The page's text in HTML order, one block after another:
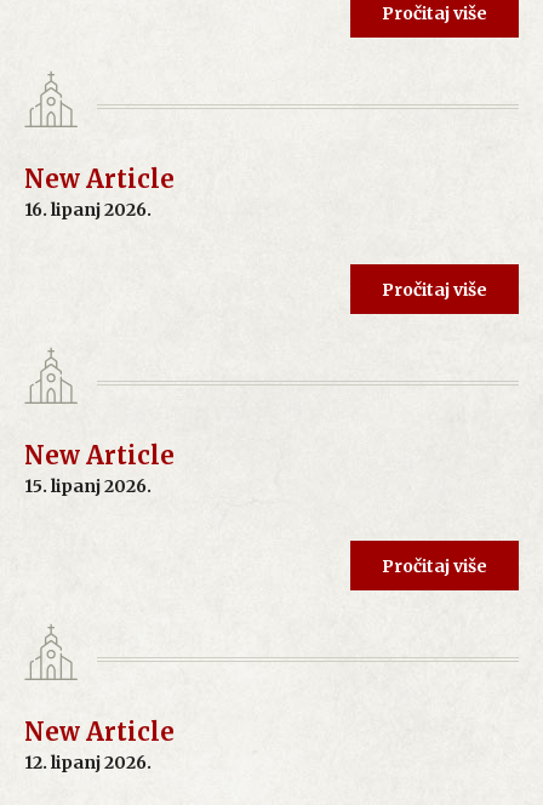
Pročitaj više
New Article
16. lipanj 2026.
Pročitaj više
New Article
15. lipanj 2026.
Pročitaj više
New Article
12. lipanj 2026.